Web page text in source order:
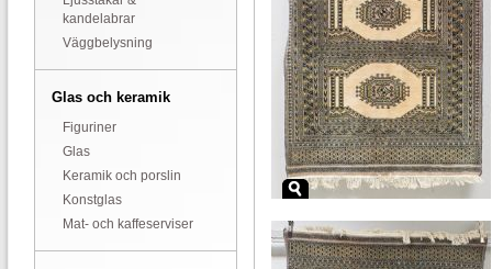
kandelabrar
Väggbelysning
Glas och keramik
Figuriner
Glas
Keramik och porslin
Konstglas
Mat- och kaffeserviser